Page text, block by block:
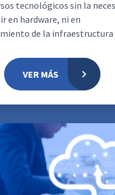
tecnológicos sin la
en hardware, ni en
de la infraestructura
VER MÁS